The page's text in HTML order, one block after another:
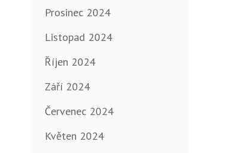
Prosinec 2024
Listopad 2024
Říjen 2024
Září 2024
Červenec 2024
Květen 2024